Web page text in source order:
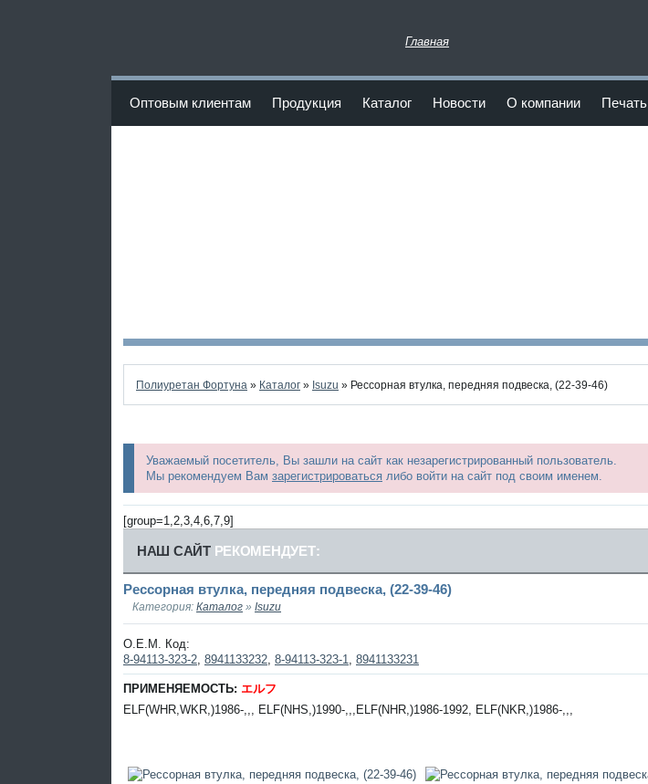
Главная
Оптовым клиентам Продукция Каталог Новости О компании Печать
Полиуретан Фортуна » Каталог » Isuzu » Рессорная втулка, передняя подвеска, (22-39-46)
Уважаемый посетитель, Вы зашли на сайт как незарегистрированный пользователь.
Мы рекомендуем Вам зарегистрироваться либо войти на сайт под своим именем.
[group=1,2,3,4,6,7,9]
НАШ САЙТРЕКОМЕНДУЕТ:
Рессорная втулка, передняя подвеска, (22-39-46)
Категория: Каталог » Isuzu
O.E.M. Код:
8-94113-323-2, 8941133232, 8-94113-323-1, 8941133231
ПРИМЕНЯЕМОСТЬ: エルフ
ELF(WHR,WKR,)1986-,,, ELF(NHS,)1990-,,,ELF(NHR,)1986-1992, ELF(NKR,)1986-,,,